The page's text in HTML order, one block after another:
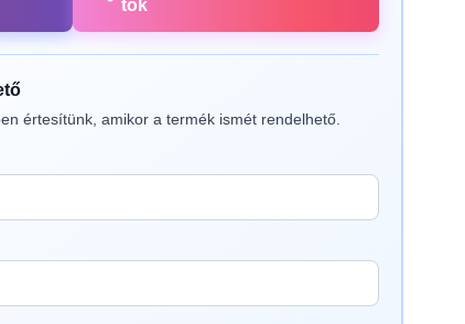
tok
értesítünk, amikor a termék ismét rendelhető.